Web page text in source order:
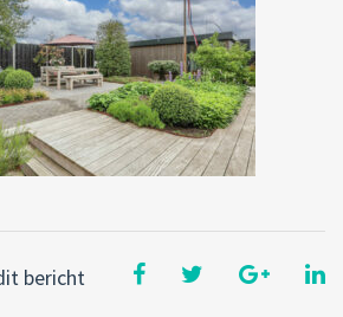
bericht